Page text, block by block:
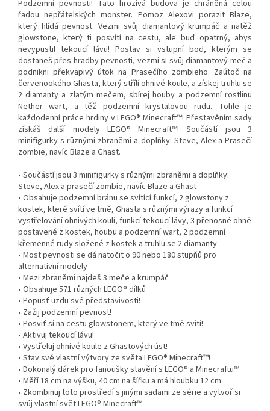
Podzemní pevnosti! Tato hrozivá budova je chráněná celou
řadou nepřátelských monster. Pomoz Alexovi porazit Blaze,
který hlídá pevnost. Vezmi svůj diamantový krumpáč a natěž
glowstone, který ti posvítí na cestu, ale buď opatrný, abys
nevypustil tekoucí lávu! Postav si vstupní bod, kterým se
dostaneš přes hradby pevnosti, vezmi si svůj diamantový meč a
podnikni překvapivý útok na Prasečího zombieho. Zaútoč na
červenookého Ghasta, který střílí ohnivé koule, a získej truhlu se
2 diamanty a zlatým mečem, sbírej houby a podzemní rostlinu
Nether wart, a těž podzemní krystalovou rudu. Tohle je
každodenní práce hrdiny v LEGO® Minecraft™! Přestavěním sady
získáš další modely LEGO® Minecraft™! Součástí jsou 3
minifigurky s různými zbraněmi a doplňky: Steve, Alex a Prasečí
zombie, navíc Blaze a Ghast.
• Součástí jsou 3 minifigurky s různými zbraněmi a doplňky:
Steve, Alex a prasečí zombie, navíc Blaze a Ghast
• Obsahuje podzemní bránu se svítící funkcí, 2 glowstony z
kostek, které svítí ve tmě, Ghasta s různými výrazy a funkcí
vystřelování ohnivých koulí, funkcí tekoucí lávy, 3 přenosné ohně
postavené z kostek, houbu a podzemní wart, 2 podzemní
křemenné rudy složené z kostek a truhlu se 2 diamanty
• Most pevnosti se dá natočit o 90 nebo 180 stupňů pro
alternativní modely
• Mezi zbraněmi najdeš 3 meče a krumpáč
• Obsahuje 571 různých LEGO® dílků
• Popusť uzdu své představivosti!
• Zažij podzemní pevnost!
• Posviť si na cestu glowstonem, který ve tmě svítí!
• Aktivuj tekoucí lávu!
• Vystřeluj ohnivé koule z Ghastových úst!
• Stav své vlastní výtvory ze světa LEGO® Minecraft™!
• Dokonalý dárek pro fanoušky stavění s LEGO® a Minecraftu™
• Měří 18 cm na výšku, 40 cm na šířku a má hloubku 12 cm
• Zkombinuj toto prostředí s jinými sadami ze série a vytvoř si
svůj vlastní svět LEGO® Minecraft™